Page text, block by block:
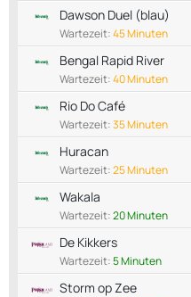
Dawson Duel (blau)
Wartezeit:45 Minuten
Bengal Rapid River
Wartezeit:40 Minuten
Rio Do Café
Wartezeit:35 Minuten
Huracan
Wartezeit:25 Minuten
Wakala
Wartezeit:20 Minuten
De Kikkers
Wartezeit:5 Minuten
Storm op Zee